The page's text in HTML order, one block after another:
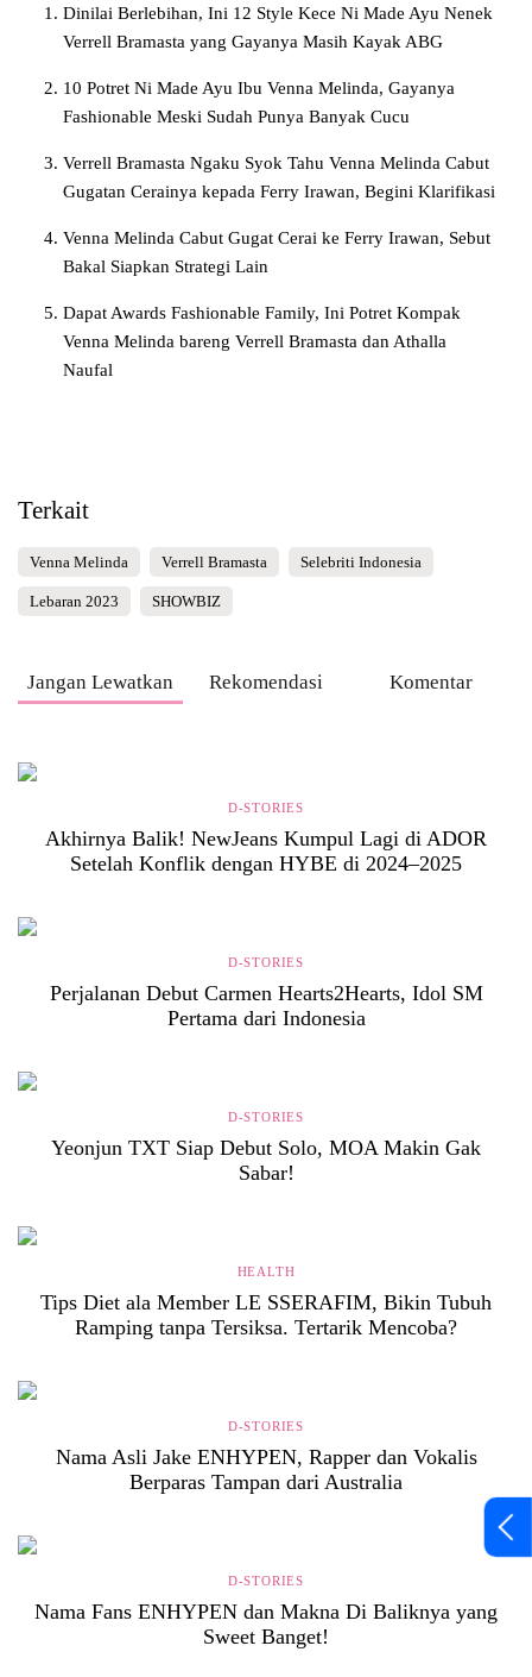
Dinilai Berlebihan, Ini 12 Style Kece Ni Made Ayu Nenek
Verrell Bramasta yang Gayanya Masih Kayak ABG
10 Potret Ni Made Ayu Ibu Venna Melinda, Gayanya
Fashionable Meski Sudah Punya Banyak Cucu
Verrell Bramasta Ngaku Syok Tahu Venna Melinda Cabut
Gugatan Cerainya kepada Ferry Irawan, Begini Klarifikasi
Venna Melinda Cabut Gugat Cerai ke Ferry Irawan, Sebut
Bakal Siapkan Strategi Lain
Dapat Awards Fashionable Family, Ini Potret Kompak
Venna Melinda bareng Verrell Bramasta dan Athalla
Naufal
Terkait
Venna Melinda Verrell Bramasta Selebriti Indonesia
Lebaran 2023 SHOWBIZ
Jangan Lewatkan Rekomendasi Komentar
D-STORIES
Akhirnya Balik! NewJeans Kumpul Lagi di ADOR
Setelah Konflik dengan HYBE di 2024–2025
D-STORIES
Perjalanan Debut Carmen Hearts2Hearts, Idol SM
Pertama dari Indonesia
D-STORIES
Yeonjun TXT Siap Debut Solo, MOA Makin Gak
Sabar!
HEALTH
Tips Diet ala Member LE SSERAFIM, Bikin Tubuh
Ramping tanpa Tersiksa. Tertarik Mencoba?
D-STORIES
Nama Asli Jake ENHYPEN, Rapper dan Vokalis
Berparas Tampan dari Australia
D-STORIES
Nama Fans ENHYPEN dan Makna Di Baliknya yang
Sweet Banget!